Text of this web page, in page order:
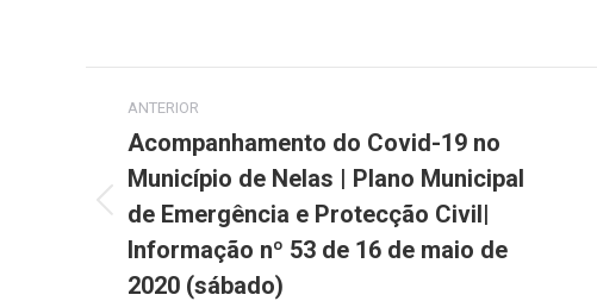
Post
navigation
ANTERIOR
Previous
post:
Acompanhamento do Covid-19 no
Município de Nelas | Plano Municipal
de Emergência e Protecção Civil|
Informação nº 53 de 16 de maio de
2020 (sábado)